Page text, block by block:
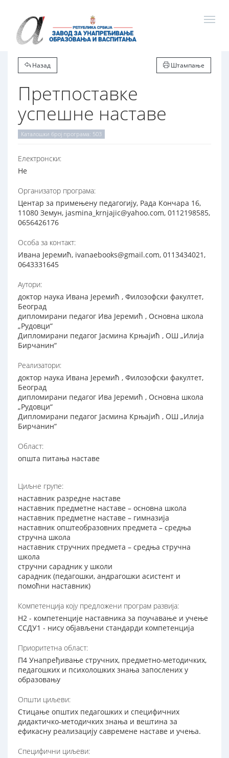
Назад Штампање
Претпоставке
успешне наставе
Каталошки број програма: 503
Електронски:
Не
Организатор програма:
Центар за примењену педагогију, Рада Кончара 16,
11080 Земун, jasmina_krnjajic@yahoo.com, 0112198585,
0656426176
Особа за контакт:
Ивана Јеремић, ivanaebooks@gmail.com, 0113434021,
0643331645
Аутори:
доктор наука Ивана Јеремић , Филозофски факултет,
Београд
дипломирани педагог Ива Јеремић , Основна школа
„Рудовци“
Дипломирани педагог Јасмина Крњајић , ОШ „Илија
Бирчанин“
Реализатори:
доктор наука Ивана Јеремић , Филозофски факултет,
Београд
дипломирани педагог Ива Јеремић , Основна школа
„Рудовци“
Дипломирани педагог Јасмина Крњајић , ОШ „Илија
Бирчанин“
Област:
општа питања наставе
Циљне групе:
наставник разредне наставе
наставник предметне наставе – основна школа
наставник предметне наставе – гимназија
наставник општеобразовних предмета – средња
стручна школа
наставник стручних предмета – средња стручна
школа
стручни сарадник у школи
сарадник (педагошки, андрагошки асистент и
помоћни наставник)
Компетенција коју предложени програм развија:
Н2 - компетенције наставника за поучавање и учење
ССДУ1 - нису објављени стандарди компетенција
Приоритетна област:
П4 Унапређивање стручних, предметно-методичких,
педагошких и психолошких знања запослених у
образовању
Општи циљеви:
Стицање општих педагошких и специфичних
дидактичко-методичких знања и вештина за
ефикасну реализацију савремене наставе и учења.
Специфични циљеви: